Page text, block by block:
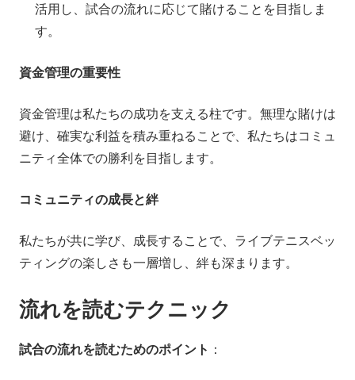
活用し、試合の流れに応じて賭けることを目指しま
す。
資金管理の重要性
資金管理は私たちの成功を支える柱です。無理な賭けは
避け、確実な利益を積み重ねることで、私たちはコミュ
ニティ全体での勝利を目指します。
コミュニティの成長と絆
私たちが共に学び、成長することで、ライブテニスベッ
ティングの楽しさも一層増し、絆も深まります。
流れを読むテクニック
試合の流れを読むためのポイント ：